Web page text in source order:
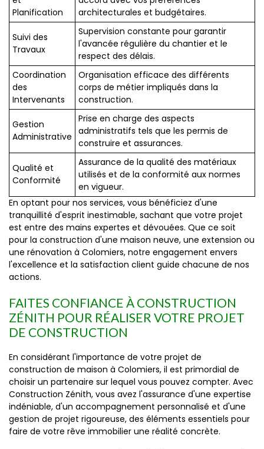
Planification
architecturales et budgétaires.
Suivi des
Travaux
Supervision constante pour garantir
l'avancée régulière du chantier et le
respect des délais.
Coordination
des
Intervenants
Organisation efficace des différents
corps de métier impliqués dans la
construction.
Gestion
Administrative
Prise en charge des aspects
administratifs tels que les permis de
construire et assurances.
Qualité et
Conformité
Assurance de la qualité des matériaux
utilisés et de la conformité aux normes
en vigueur.
En optant pour nos services, vous bénéficiez d'une
tranquillité d'esprit inestimable, sachant que votre projet
est entre des mains expertes et dévouées. Que ce soit
pour la construction d'une maison neuve, une extension ou
une rénovation à Colomiers, notre engagement envers
l'excellence et la satisfaction client guide chacune de nos
actions.
FAITES CONFIANCE À CONSTRUCTION
ZÉNITH POUR RÉALISER VOTRE PROJET
DE CONSTRUCTION
En considérant l'importance de votre projet de
construction de maison à Colomiers, il est primordial de
choisir un partenaire sur lequel vous pouvez compter. Avec
Construction Zénith, vous avez l'assurance d'une expertise
indéniable, d'un accompagnement personnalisé et d'une
gestion de projet rigoureuse, des éléments essentiels pour
faire de votre rêve immobilier une réalité concrète.